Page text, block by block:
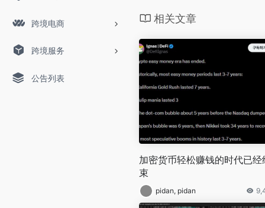
跨境电商
跨境服务
公告列表
相关文章
加密货币轻松赚钱的时代已经
束
pidan, pidan